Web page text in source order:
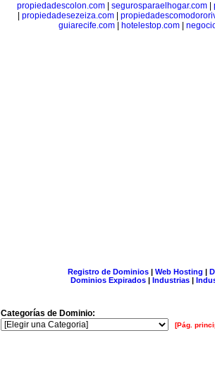
propiedadescolon.com| segurosparaelhogar.com|
propiedadesezeiza.com|
guiarecife.com
hotelestop.com
Registro de Dominios| Web Hosting |
Dominios Expirados | Industrias |
Categorías de Dominio:
[Pág.